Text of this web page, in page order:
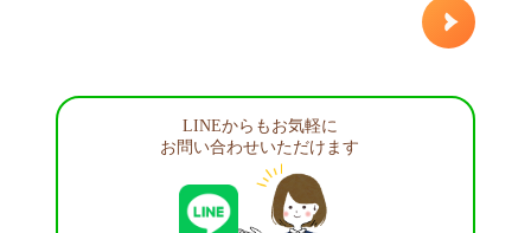
LINEからもお気軽に
お問い合わせいただけます